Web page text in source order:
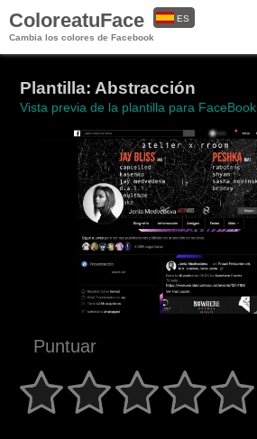
ColoreatuFace
Cambia los colores de Facebook
ES
Plantilla: Abstracción
Vista previa de la plantilla para FaceBook
Puntuar